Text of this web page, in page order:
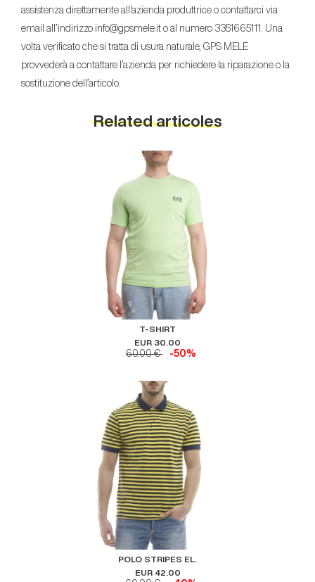
assistenza direttamente all'azienda produttrice o contattarci via
email all’indirizzo info@gpsmele.it o al numero 3351665111. Una
volta verificato che si tratta di usura naturale, GPS MELE
provvederà a contattare l’azienda per richiedere la riparazione o la
sostituzione dell’articolo.
Related articoles
T-SHIRT
EUR 30.00
60.00 € -50%
POLO STRIPES EL.
EUR 42.00